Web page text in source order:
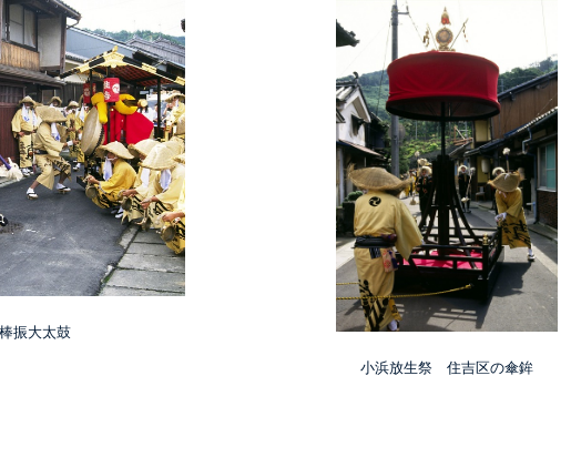
振大太鼓
小浜放生祭 住吉区の傘鉾